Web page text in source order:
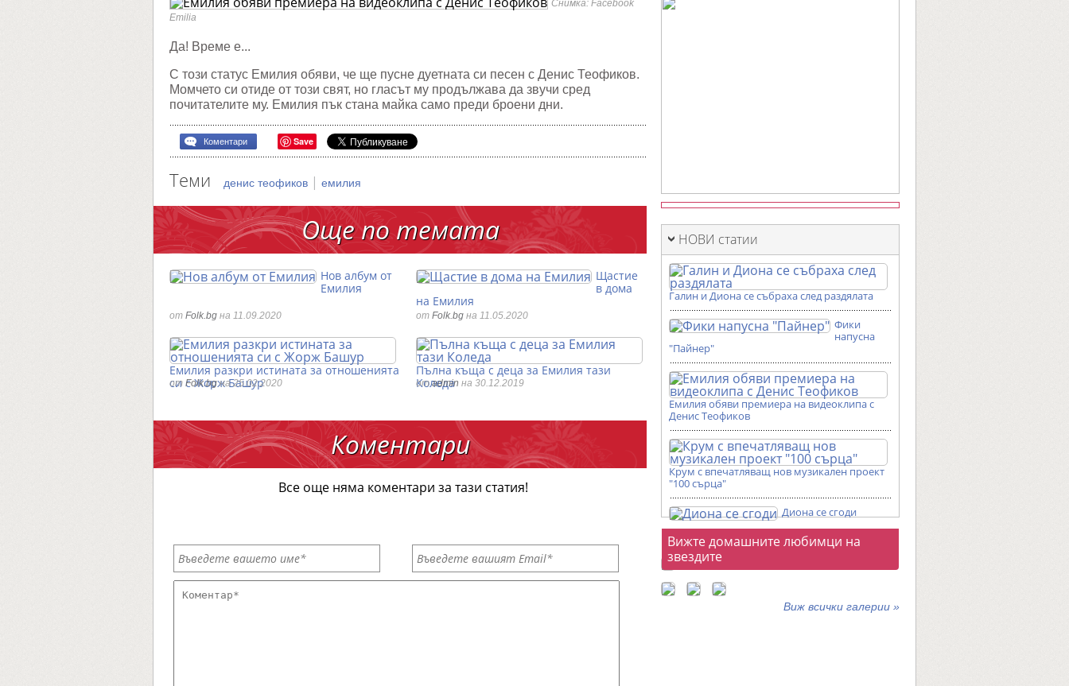
видеоклипа
Снимка: Facebook
Emilia
Да! Време е...
С този статус Емилия обяви, че ще пусне дуетната си песен с Денис Теофиков.
Момчето си отиде от този свят, но гласът му продължава да звучи сред
почитателите му. Емилия пък стана майка само преди броени дни.
Коментари Save
Теми денис теофиков | емилия
Още по темата
Нов албум от
Емилия
от Folk.bg на 11.09.2020
Щастие
в дома
на Емилия
от Folk.bg на 11.05.2020
Емилия разкри истината за отношенията
си с Жорж Башур
от Folk.bgна 25.02.2020
Пълна къща с деца за Емилия тази
Коледа
отadmin на 30.12.2019
Коментари
Все още няма коментари за тази статия!
НОВИ статии
Галин и Диона се събраха след раздялата
Фики
напусна
"Пайнер"
Емилия обяви премиера на видеоклипа с
Денис Теофиков
Крум с впечатляващ нов музикален проект
"100 сърца"
Диона се сгоди
Фотогалерии
Вижте домашните любимци на
звездите
Виж всички галерии »